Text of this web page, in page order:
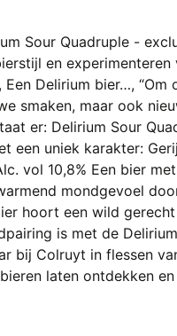
Sour Quadruple -
en
Delirium bier…,
smaken, maar ook
er: Delirium Sour
een uniek karakter:
vol 10,8% Een bier
mondgevoel
hoort een wild
is met de
bij Colruyt in flessen
laten